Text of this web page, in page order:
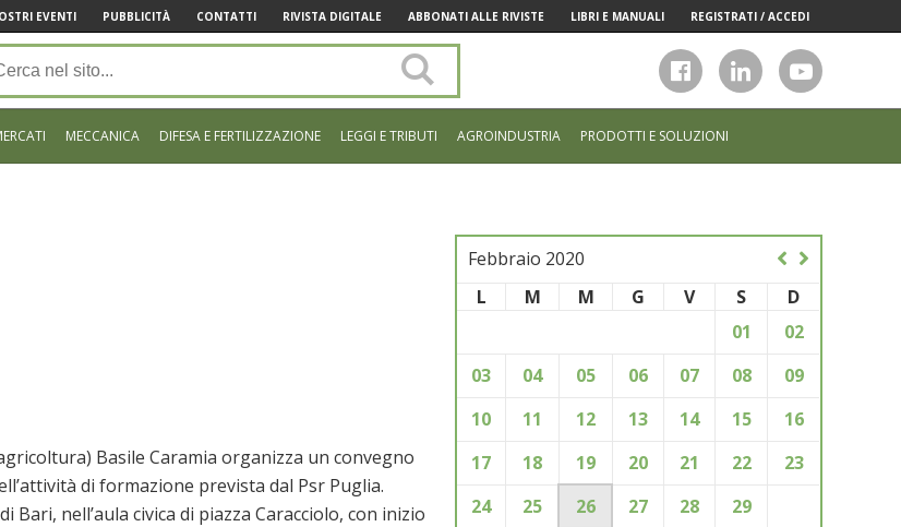
EVENTI PUBBLICITÀ CONTATTI RIVISTA DIGITALE ABBONATI ALLE RIVISTE LIBRI E MANUALI REGISTRATI / ACCEDI
sito
MECCANICA DIFESA E FERTILIZZAZIONE LEGGI E TRIBUTI AGROINDUSTRIA PRODOTTI E SOLUZIONI
Basile Caramia organizza un convegno
di formazione prevista dal Psr Puglia.
nell’aula civica di piazza Caracciolo, con inizio
Febbraio 2020
L
M M G V S
D
01
02
03
04 05 06 07 08
09
10
11 12 13 14 15
16
17
18 19 20 21 22
23
24
25 26 27 28 29